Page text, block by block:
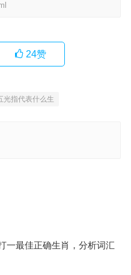
24赞
光指代表什么生
一最佳正确生肖，分析词汇